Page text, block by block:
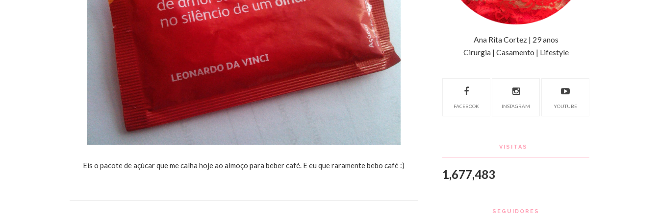
Eis o pacote de açúcar que me calha hoje ao almoço para beber café. E eu que raramente bebo café :)
Ana Rita Cortez | 29 anos
Cirurgia | Casamento | Lifestyle
FACEBOOK INSTAGRAM YOUTUBE
VISITAS
1,677,483
SEGUIDORES